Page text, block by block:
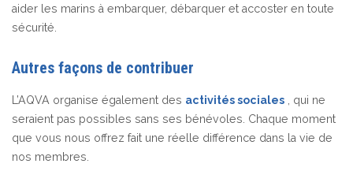
aider les marins à embarquer, débarquer et accoster en toute
sécurité.
Autres façons de contribuer
L’AQVA organise également des activités sociales , qui ne
seraient pas possibles sans ses bénévoles. Chaque moment
que vous nous offrez fait une réelle différence dans la vie de
nos membres.